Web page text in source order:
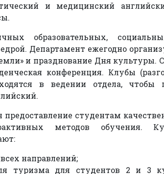
и медицинский
образовательных,
Департамент ежегодно
и празднование Дня культуры.
конференция. Клубы
в ведении отдела, чтобы
студентам
методов обучения.
направлений;
туризма для студентов 2 и 3